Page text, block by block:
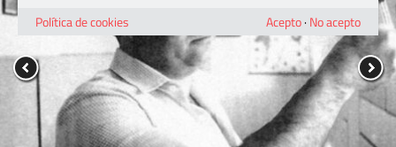
Política de cookies
Acepto· No acepto